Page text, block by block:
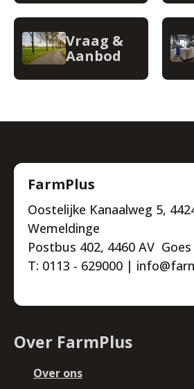
Vraag &
Aanbod
FarmPlus
Oostelijke Kanaalweg 5,
Wemeldinge
Postbus 402, 4460 AV Goes
T: 0113 - 629000 |
Over FarmPlus
Over ons